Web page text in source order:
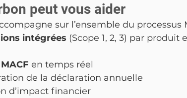
peut vous aider
sur l’ensemble du processus
intégrées (Scope 1, 2, 3) par produit
en temps réel
de la déclaration annuelle
d’impact financier